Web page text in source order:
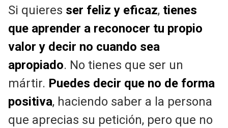
Si quieres ser feliz y eficaz, tienes
que aprender a reconocer tu propio
valor y decir no cuando sea
apropiado. No tienes que ser un
mártir. Puedes decir que no de forma
positiva, haciendo saber a la persona
que aprecias su petición, pero que no